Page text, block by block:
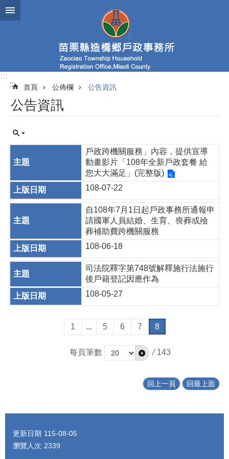
跳到主要內容區塊
:::
:::
首頁 公佈欄 公告資訊
公告資訊
戶政跨機關服務」內容，提供宣導
動畫影片「108年全新戶政套餐 給
您大大滿足」(完整版)
108-07-22
自108年7月1日起戶政事務所通報申
請國軍人員結婚、生育、喪葬或殮
葬補助費跨機關服務
108-06-18
司法院釋字第748號解釋施行法施行
後戶籍登記因應作為
108-05-27
1 ... 5 6 7 8
每頁筆數 / 143
回上一頁 回最上面
:::
更新日期 115-08-05
瀏覽人次 2339